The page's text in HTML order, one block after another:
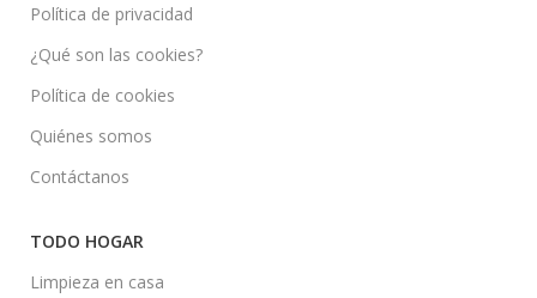
Política de privacidad
¿Qué son las cookies?
Política de cookies
Quiénes somos
Contáctanos
TODO HOGAR
Limpieza en casa